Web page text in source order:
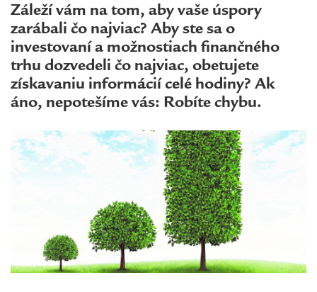
Záleží vám na tom, aby vaše úspory
zarábali čo najviac? Aby ste sa o
investovaní a možnostiach finančného
trhu dozvedeli čo najviac, obetujete
získavaniu informácií celé hodiny? Ak
áno, nepotešíme vás: Robíte chybu.